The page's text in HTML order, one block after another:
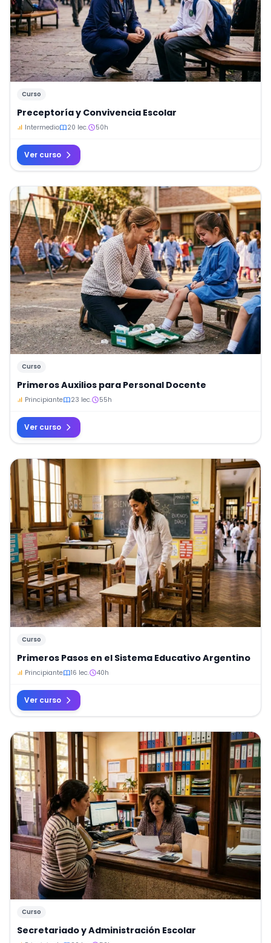
Curso
Preceptoría y Convivencia Escolar
Intermedio 20 lec. 50h
Ver curso
Curso
Primeros Auxilios para Personal Docente
Principiante 23 lec. 55h
Ver curso
Curso
Primeros Pasos en el Sistema Educativo Argentino
Principiante 16 lec. 40h
Ver curso
Curso
Secretariado y Administración Escolar